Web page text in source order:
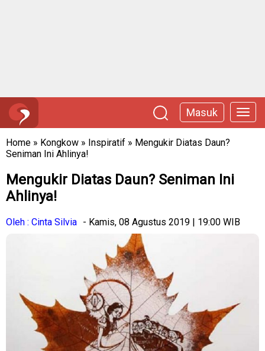
Masuk
Home » Kongkow » Inspiratif » Mengukir Diatas Daun?
Seniman Ini Ahlinya!
Mengukir Diatas Daun? Seniman Ini
Ahlinya!
Oleh : Cinta Silvia - Kamis, 08 Agustus 2019 | 19:00 WIB